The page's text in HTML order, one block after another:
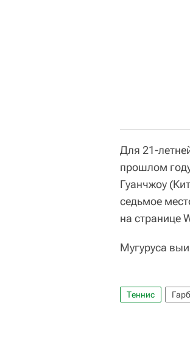
Для 21-
прошлом
Гуанчжоу
седьмое
на странице
Мугуруса
Теннис